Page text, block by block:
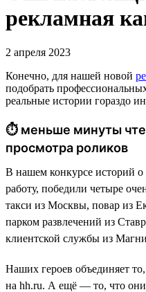
рекламная
2 апреля 2023
Конечно, для нашей новой
подобрать
реальные истории гораздо
⏱ меньше минуты
просмотра роликов
В нашем конкурсе историй
работу, победили четыре
такси из Москвы, повар из
парком развлечений из
клиентской службы из
Наших героев объединяет
на hh.ru. А ещё — то, что они